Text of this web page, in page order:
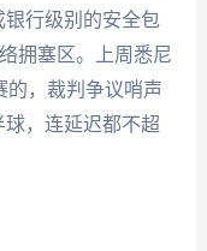
行级别的安全包
拥塞区。上周悉尼
的，裁判争议哨声
，连延迟都不超